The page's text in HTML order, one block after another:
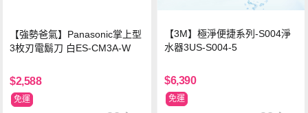
【強勢爸氣】Panasonic掌上型
3枚刃電鬍刀 白ES-CM3A-W
$2,588
免運
【3M】極淨便捷系列-S004淨
水器3US-S004-5
$6,390
免運